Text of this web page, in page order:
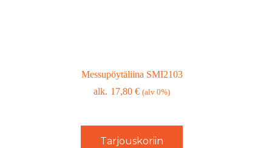
Messupöytäliina SMI2103
17,80€ (alv 0%)
Tarjouskoriin